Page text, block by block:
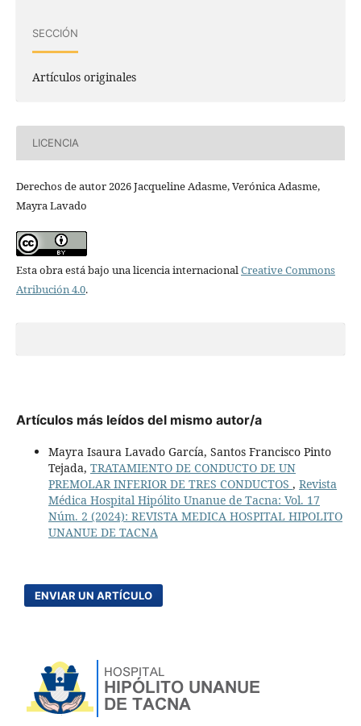
SECCIÓN
Artículos originales
LICENCIA
Derechos de autor 2026 Jacqueline Adasme, Verónica Adasme,
Mayra Lavado
Esta obra está bajo una licencia internacional Creative Commons
Atribución 4.0.
Artículos más leídos del mismo autor/a
Mayra Isaura Lavado García, Santos Francisco Pinto
Tejada, TRATAMIENTO DE CONDUCTO DE UN
PREMOLAR INFERIOR DE TRES CONDUCTOS , Revista
Médica Hospital Hipólito Unanue de Tacna: Vol. 17
Núm. 2 (2024): REVISTA MEDICA HOSPITAL HIPOLITO
UNANUE DE TACNA
ENVIAR UN ARTÍCULO